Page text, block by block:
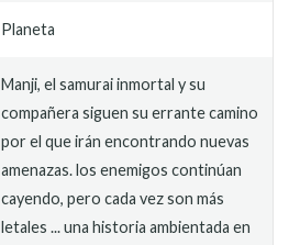
Planeta
Manji, el samurai inmortal y su
compañera siguen su errante camino
por el que irán encontrando nuevas
amenazas. los enemigos continúan
cayendo, pero cada vez son más
letales ... una historia ambientada en